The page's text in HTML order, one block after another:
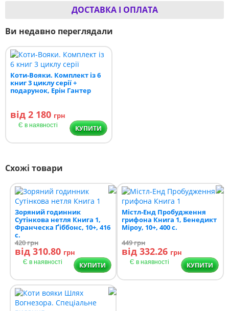
ДОСТАВКА І ОПЛАТА
Ви недавно переглядали
Коти-Вояки. Комплект із 6
книг 3 циклу серії +
подарунок, Ерін Гантер
від 2 180 грн
Є в наявності КУПИТИ
Схожі товари
Зоряний годинник
Сутінкова нетля Книга 1,
Франческа Ґіббонс, 10+, 416
с.
420грн
від 310.80 грн
Є в наявності КУПИТИ
Містл-Енд Пробудження
грифона Книга 1, Бенедикт
Міроу, 10+, 400 с.
449грн
від 332.26 грн
Є в наявності КУПИТИ